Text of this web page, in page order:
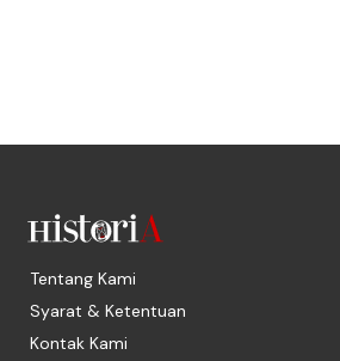
Tentang Kami
Syarat & Ketentuan
Kontak Kami